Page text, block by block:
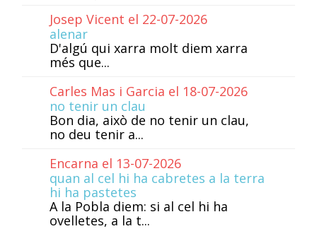
Josep Vicent el 22-07-2026
alenar
D'algú qui xarra molt diem xarra
més que...
Carles Mas i Garcia el 18-07-2026
no tenir un clau
Bon dia, això de no tenir un clau,
no deu tenir a...
Encarna el 13-07-2026
quan al cel hi ha cabretes a la terra
hi ha pastetes
A la Pobla diem: si al cel hi ha
ovelletes, a la t...